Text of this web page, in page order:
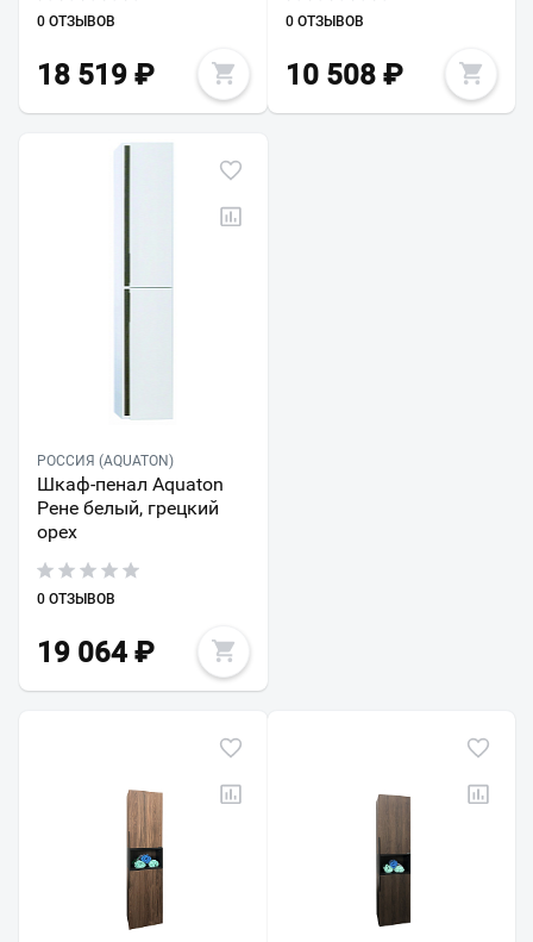
0 ОТЗЫВОВ
18 519 ₽
0 ОТЗЫВОВ
10 508₽
РОССИЯ (AQUATON)
Шкаф-пенал Aquaton
Рене белый, грецкий
орех
0 ОТЗЫВОВ
19 064 ₽